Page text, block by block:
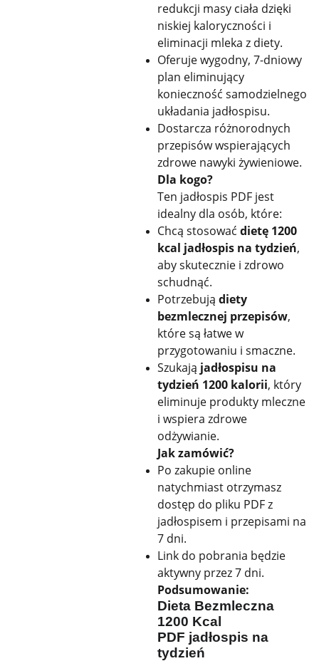
redukcji masy ciała dzięki
niskiej kaloryczności i
eliminacji mleka z diety.
Oferuje wygodny, 7-dniowy
plan eliminujący
konieczność samodzielnego
układania jadłospisu.
Dostarcza różnorodnych
przepisów wspierających
zdrowe nawyki żywieniowe.
Dla kogo?
Ten jadłospis PDF jest
idealny dla osób, które:
Chcą stosować dietę 1200
kcal jadłospis na tydzień,
aby skutecznie i zdrowo
schudnąć.
Potrzebują diety
bezmlecznej przepisów,
które są łatwe w
przygotowaniu i smaczne.
Szukają jadłospisu na
tydzień 1200 kalorii, który
eliminuje produkty mleczne
i wspiera zdrowe
odżywianie.
Jak zamówić?
Po zakupie online
natychmiast otrzymasz
dostęp do pliku PDF z
jadłospisem i przepisami na
7 dni.
Link do pobrania będzie
aktywny przez 7 dni.
Podsumowanie:
Dieta Bezmleczna
1200 Kcal
PDF jadłospis na
tydzień